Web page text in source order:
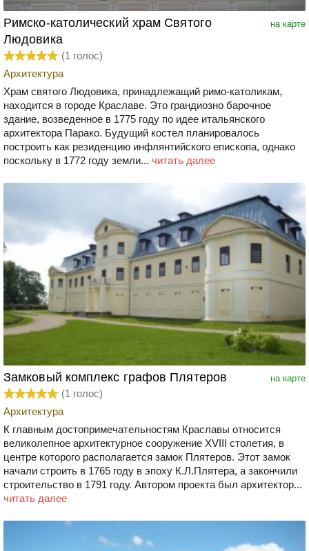
на карте
Римско-католический храм Святого
Людовика
(1 голос)
Архитектура
Храм святого Людовика, принадлежащий римо-католикам,
находится в городе Краславе. Это грандиозно барочное
здание, возведенное в 1775 году по идее итальянского
архитектора Парако. Будущий костел планировалось
построить как резиденцию инфлянтийского епископа, однако
поскольку в 1772 году земли... читать далее
на карте
Замковый комплекс графов Плятеров
(1 голос)
Архитектура
К главным достопримечательностям Краславы относится
великолепное архитектурное сооружение XVIII столетия, в
центре которого располагается замок Плятеров. Этот замок
начали строить в 1765 году в эпоху К.Л.Плятера, а закончили
строительство в 1791 году. Автором проекта был архитектор...
читать далее